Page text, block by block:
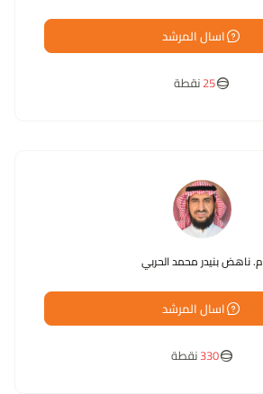
اسال المرشد
25نقطة
م. ناهض بنيدر محمد الحربي
اسال المرشد
330نقطة